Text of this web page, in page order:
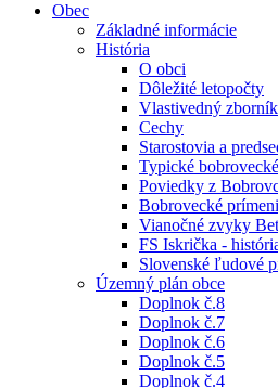
Obec
Základné informácie
História
O obci
Dôležité letopočty
Vlastivedný
Cechy
Starostovia a
Typické
Poviedky z
Bobrovecké
Vianočné zvyky
FS Iskrička -
Slovenské ľudové
Územný plán obce
Doplnok č.8
Doplnok č.7
Doplnok č.6
Doplnok č.5
Doplnok č.4